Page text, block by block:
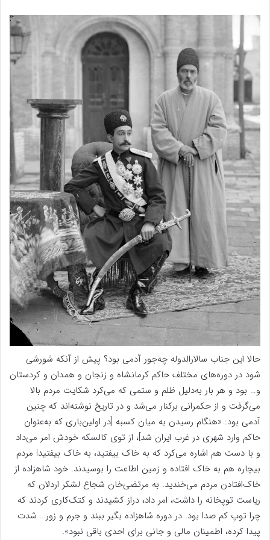
حالا این جناب سالارالدوله چه‌جور آدمی بود؟ پیش از آنکه شورشی
شود در دوره‌های مختلف حاکم کرمانشاه و زنجان و همدان و کردستان
و… بود و هر بار به‌دلیل ظلم و ستمی که می‌کرد شکایت مردم بالا
می‌گرفت و از حکمرانی برکنار می‌شد و در تاریخ نوشته‌اند که چنین
آدمی بود: «هنگام رسیدن به میان کسبه [در اولین‌باری که به‌عنوان
حاکم وارد شهری در غرب ایران شد]، از توی کالسکه خودش امر می‌داد
و با دست هم اشاره می‌کرد که به خاک بیفتید، به خاک بیفتید! مردم
بیچاره هم به خاک افتاده و زمین اطاعت را بوسیدند. خود شاهزاده از
خاک‌افتادن مردم می‌خندید. به مرتضی‌خان شجاع لشکر اردلان که
ریاست توپخانه را داشت، امر داد، دراز کشیدند و کتک‌کاری کردند که
چرا توپ کم صدا بود. در دوره شاهزاده بگیر ببند و جرم و زور… شدت
پیدا کرده، اطمینان مالی و جانی برای احدی باقی نبود».